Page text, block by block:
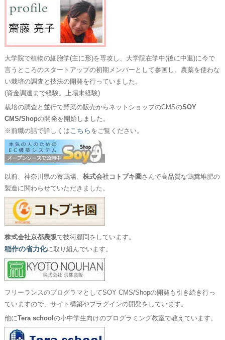
大学院で植物の細胞学(主に形)を専攻し、大学院在学中(後に中退)に今で
言うところのスタートアップの初期メンバーとして参画し、農薬を使わな
い栽培の調査と技法の開発を行っていました。
(資金調達まで経験。上場未経験)
栽培の調査と並行で野菜の販売からネットショップのCMSのSOY
CMS/Shopの開発を開始しました。
※前職の話で詳しくはこちら をご覧ください。
以前、神奈川県の養鶏場、 株式会社コトブキ園 さんで高品質な鶏糞堆肥の
製造に関わらせていただきました。
株式会社京都農販で技術顧問をしています。
稲作の省力化に取り組んでいます。
フリーランスのプログラマとしてSOY CMS/Shopの開発も引き続き行っ
ていますので、サイト構築やプラグインの開発をしています。
他にTera school の小中学生向けのプログラミング教室で教えています。